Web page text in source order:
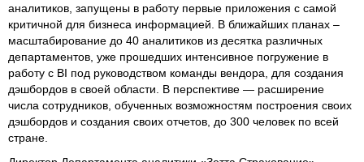
аналитиков, запущены в работу первые приложения с самой
критичной для бизнеса информацией. В ближайших планах –
масштабирование до 40 аналитиков из десятка различных
департаментов, уже прошедших интенсивное погружение в
работу с BI под руководством команды вендора, для создания
дэшбордов в своей области. В перспективе — расширение
числа сотрудников, обученных возможностям построения своих
дэшбордов и создания своих отчетов, до 300 человек по всей
стране.